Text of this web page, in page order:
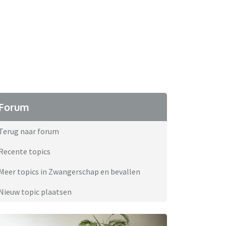
naar forum
topics
topics in Zwangerschap en bevallen
topic plaatsen